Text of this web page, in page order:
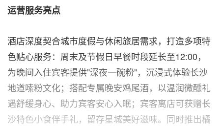
运营服务亮点
酒店深度契合城市度假与休闲旅居需求，打造多项特
色贴心服务：周末及节假日早餐时段延长至12:00，
为晚间入住宾客提供"深夜一碗粉"，沉浸式体验长沙
地道嗦粉文化；搭配专属晚安鸡尾酒，以温润微醺礼
遇舒缓身心、助力宾客安心入眠；宾客离店可获赠长
沙特色小食伴手礼，留存星城美好滋味。同时推出橘